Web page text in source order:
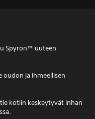
Spyron™ uuteen
oudon ja ihmeellisen
kotiin keskeytyvät inhan